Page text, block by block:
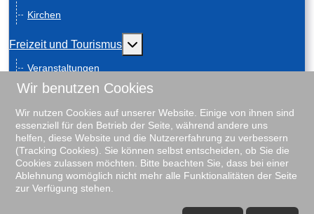
Kirchen
Freizeit und Tourismus Weitere Informationen: Freizeit und
Veranstaltungen
Anreise
Geschichte
Schiebenscheeten
Gästeführungen
Unterkunftsverzeichnis
Wir benutzen Cookies
Wir nutzen Cookies auf unserer Website. Einige von ihnen sind
essenziell für den Betrieb der Seite, während andere uns
helfen, diese Website und die Nutzererfahrung zu verbessern
(Tracking Cookies). Sie können selbst entscheiden, ob Sie die
Cookies zulassen möchten. Bitte beachten Sie, dass bei einer
Ablehnung womöglich nicht mehr alle Funktionalitäten der Seite
zur Verfügung stehen.